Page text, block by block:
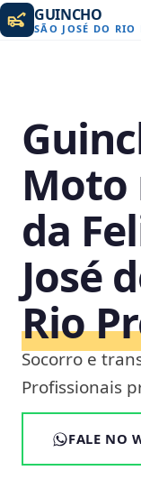
GUINCHO
SÃO JOSÉ DO RIO
Moto
da
José
Rio
Socorro e
Profissionais
FALE NO